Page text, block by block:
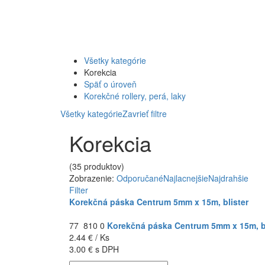
Všetky kategórie
Korekcia
Späť o úroveň
Korekčné rollery, perá, laky
Všetky kategórieZavrieť filtre
Korekcia
(35 produktov)
Zobrazenie: OdporučanéNajlacnejšieNajdrahšie
Filter
Korekčná páska Centrum 5mm x 15m, blister
77 810 0 Korekčná páska Centrum 5mm x 15m,
2.44 € / Ks
3.00 € s DPH